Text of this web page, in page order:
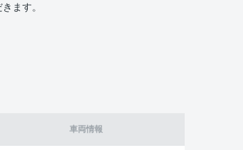
車両情報
ます。